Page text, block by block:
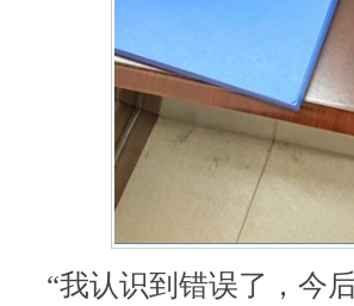
“我认识到错误了，今后